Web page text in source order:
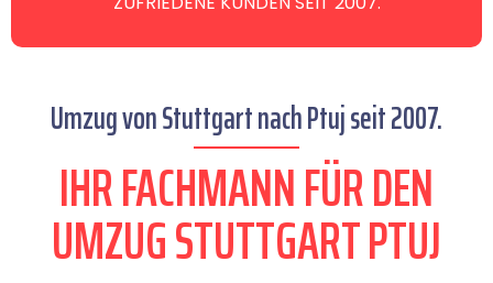
Umzug von Stuttgart nach Ptuj seit 2007.
IHR FACHMANN FÜR DEN
UMZUG STUTTGART PTUJ